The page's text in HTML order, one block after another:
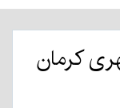
کرمان